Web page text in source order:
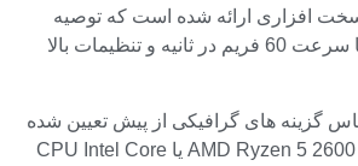
افزاری ارائه شده است که توصیه
می شود در 1440p با سرعت 60 فریم در ثانیه و تنظیمات بالا
گزینه های گرافیکی از پیش تعیین شده
کم برای بازی نیاز به AMD Ryzen 5 2600 یا CPU Intel Core